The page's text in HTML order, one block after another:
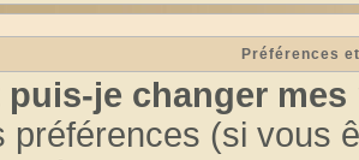
Préférences
puis-je changer mes
préférences (si vous